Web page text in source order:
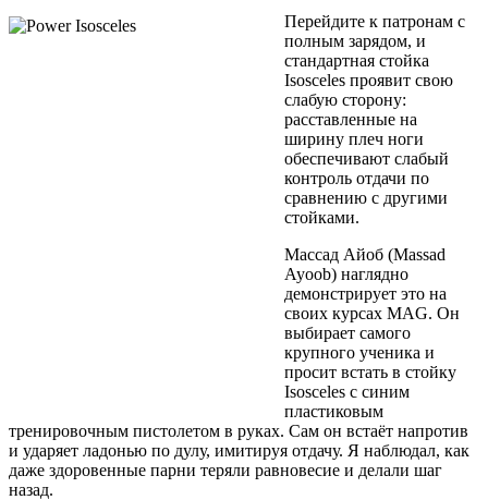
Перейдите к патронам с
полным зарядом, и
стандартная стойка
Isosceles проявит свою
слабую сторону:
расставленные на
ширину плеч ноги
обеспечивают слабый
контроль отдачи по
сравнению с другими
стойками.
Массад Айоб (Massad
Ayoob) наглядно
демонстрирует это на
своих курсах MAG. Он
выбирает самого
крупного ученика и
просит встать в стойку
Isosceles с синим
пластиковым
тренировочным пистолетом в руках. Сам он встаёт напротив
и ударяет ладонью по дулу, имитируя отдачу. Я наблюдал, как
даже здоровенные парни теряли равновесие и делали шаг
назад.